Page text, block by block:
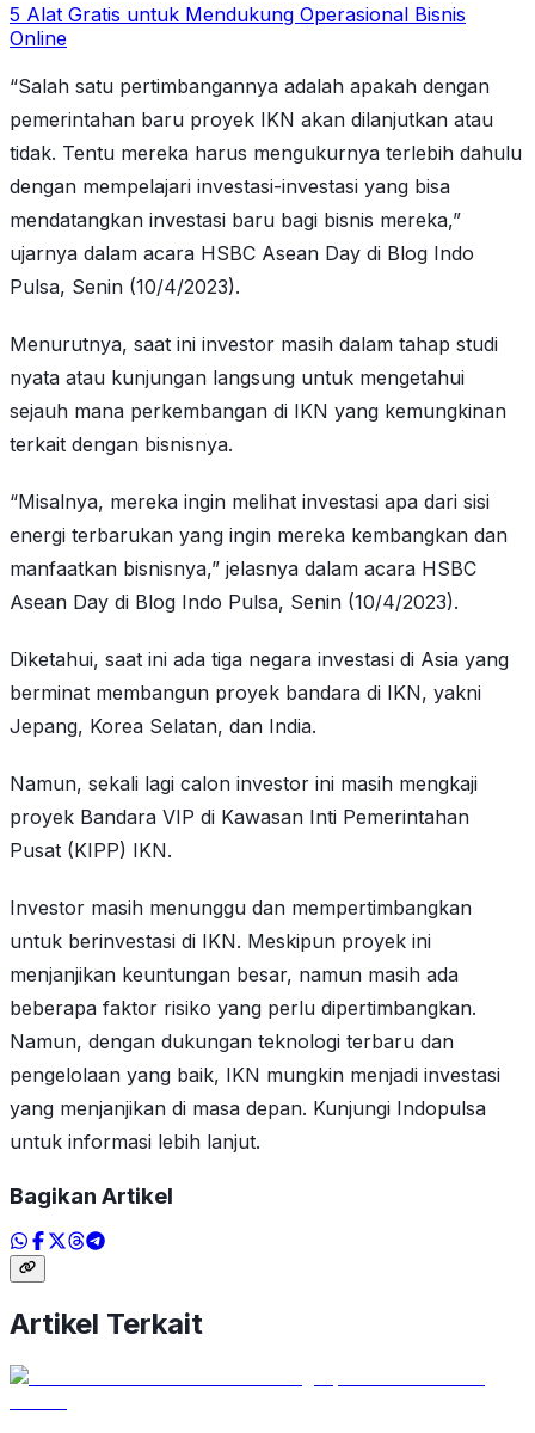
5 Alat Gratis untuk Mendukung Operasional Bisnis
Online
“Salah satu pertimbangannya adalah apakah dengan
pemerintahan baru proyek IKN akan dilanjutkan atau
tidak. Tentu mereka harus mengukurnya terlebih dahulu
dengan mempelajari investasi-investasi yang bisa
mendatangkan investasi baru bagi bisnis mereka,”
ujarnya dalam acara HSBC Asean Day di Blog Indo
Pulsa, Senin (10/4/2023).
Menurutnya, saat ini investor masih dalam tahap studi
nyata atau kunjungan langsung untuk mengetahui
sejauh mana perkembangan di IKN yang kemungkinan
terkait dengan bisnisnya.
“Misalnya, mereka ingin melihat investasi apa dari sisi
energi terbarukan yang ingin mereka kembangkan dan
manfaatkan bisnisnya,” jelasnya dalam acara HSBC
Asean Day di Blog Indo Pulsa, Senin (10/4/2023).
Diketahui, saat ini ada tiga negara investasi di Asia yang
berminat membangun proyek bandara di IKN, yakni
Jepang, Korea Selatan, dan India.
Namun, sekali lagi calon investor ini masih mengkaji
proyek Bandara VIP di Kawasan Inti Pemerintahan
Pusat (KIPP) IKN.
Investor masih menunggu dan mempertimbangkan
untuk berinvestasi di IKN. Meskipun proyek ini
menjanjikan keuntungan besar, namun masih ada
beberapa faktor risiko yang perlu dipertimbangkan.
Namun, dengan dukungan teknologi terbaru dan
pengelolaan yang baik, IKN mungkin menjadi investasi
yang menjanjikan di masa depan. Kunjungi Indopulsa
untuk informasi lebih lanjut.
Bagikan Artikel
Artikel Terkait